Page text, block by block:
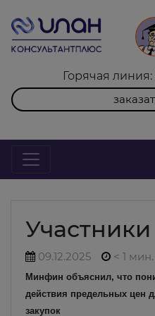
Горячая линия:
09.12.2025 < 1 мин.
Минфин объяснил, что
действия предельных цен
закупок